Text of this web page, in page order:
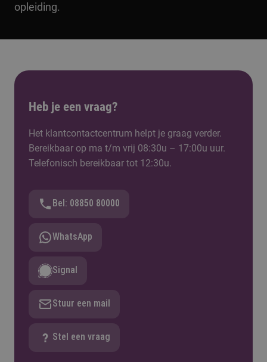
opleiding.
Heb je een vraag?
Het klantcontactcentrum helpt je graag verder.
Bereikbaar op ma t/m vrij 08:30u – 17:00u uur.
Telefonisch bereikbaar tot 12:30u.
Bel: 08850 80000
WhatsApp
Signal
Stuur een mail
Stel een vraag